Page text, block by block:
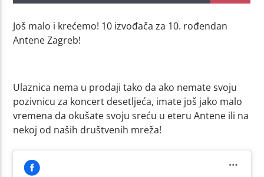
Još malo i krećemo! 10 izvođača za 10. rođendan
Antene Zagreb!
Ulaznica nema u prodaji tako da ako nemate svoju
pozivnicu za koncert desetljeća, imate još jako malo
vremena da okušate svoju sreću u eteru Antene ili na
nekoj od naših društvenih mreža!